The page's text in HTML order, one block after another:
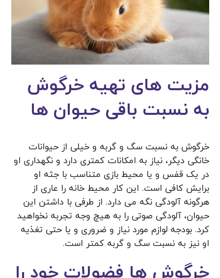
مزیت های تهیه خرگوش
به نسبت باقی حیوان ها
خرگوش به نسبت سگ و گربه و خیلی از حیوانات
خانگی دیگر، نیاز به امکانات کمتری دارد و نگهداری او
در یک قفس و یا محیط بازی متناسب با جثه او
برایش کافی است. این کار محیط خانه را عاری از
هرگونه آلودگی نگه می دارد. از طرفی با داشتن این
حیوان، آلودگی صوتی را به هیچ وجه تجربه نخواهید
کرد. بودجه لوازم مورد نیاز و ضروری و یا حتی تغذیه
او نیز به نسبت سگ و گربه کمتر است.
خرگوش ها فضولات خود را